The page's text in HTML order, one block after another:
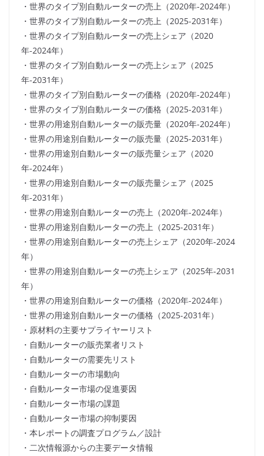
・世界のタイプ別自動ルーターの売上（2020年-2024年）
・世界のタイプ別自動ルーターの売上（2025-2031年）
・世界のタイプ別自動ルーターの売上シェア（2020
年-2024年）
・世界のタイプ別自動ルーターの売上シェア（2025
年-2031年）
・世界のタイプ別自動ルーターの価格（2020年-2024年）
・世界のタイプ別自動ルーターの価格（2025-2031年）
・世界の用途別自動ルーターの販売量（2020年-2024年）
・世界の用途別自動ルーターの販売量（2025-2031年）
・世界の用途別自動ルーターの販売量シェア（2020
年-2024年）
・世界の用途別自動ルーターの販売量シェア（2025
年-2031年）
・世界の用途別自動ルーターの売上（2020年-2024年）
・世界の用途別自動ルーターの売上（2025-2031年）
・世界の用途別自動ルーターの売上シェア（2020年-2024
年）
・世界の用途別自動ルーターの売上シェア（2025年-2031
年）
・世界の用途別自動ルーターの価格（2020年-2024年）
・世界の用途別自動ルーターの価格（2025-2031年）
・原材料の主要サプライヤーリスト
・自動ルーターの販売業者リスト
・自動ルーターの需要先リスト
・自動ルーターの市場動向
・自動ルーター市場の促進要因
・自動ルーター市場の課題
・自動ルーター市場の抑制要因
・本レポートの調査プログラム／設計
・二次情報源からの主要データ情報